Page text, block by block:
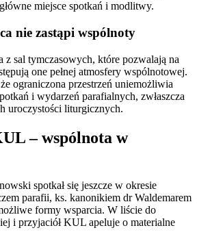
miejsce spotkań i modlitwy.
nie zastąpi wspólnoty
z sal tymczasowych, które pozwalają na
one pełnej atmosfery wspólnotowej.
ograniczona przestrzeń uniemożliwia
i wydarzeń parafialnych, zwłaszcza
uroczystości liturgicznych.
– wspólnota w
spotkał się jeszcze w okresie
parafii, ks. kanonikiem dr Waldemarem
formy wsparcia. W liście do
i przyjaciół KUL apeluje o materialne